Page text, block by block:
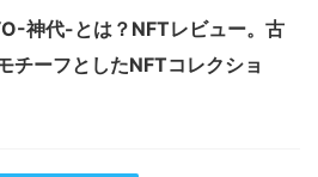
神代-とは？NFTレビュー。古
チーフとしたNFTコレクショ